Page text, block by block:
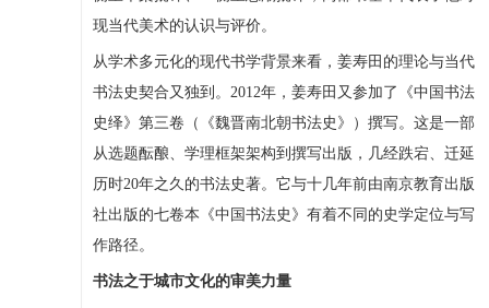
现当代美术的认识与评价。
从学术多元化的现代书学背景来看，姜寿田的理论与当代
书法史契合又独到。2012年，姜寿田又参加了《中国书法
史绎》第三卷（《魏晋南北朝书法史》）撰写。这是一部
从选题酝酿、学理框架架构到撰写出版，几经跌宕、迁延
历时20年之久的书法史著。它与十几年前由南京教育出版
社出版的七卷本《中国书法史》有着不同的史学定位与写
作路径。
书法之于城市文化的审美力量